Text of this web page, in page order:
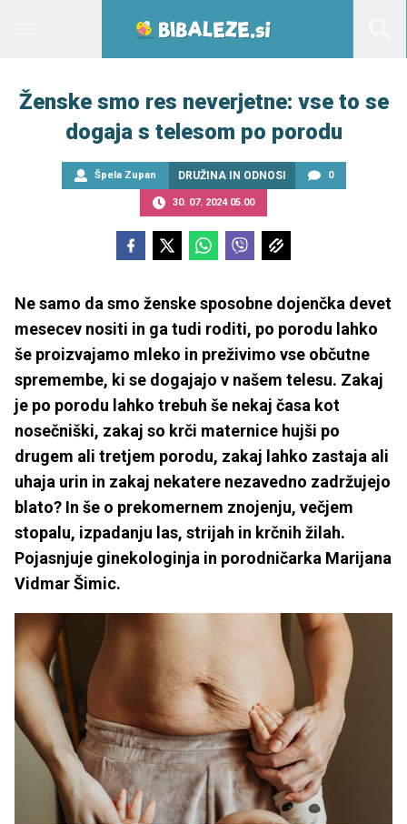
Ženske smo res neverjetne: vse to se
dogaja s telesom po porodu
Špela Zupan DRUŽINA IN ODNOSI 0
30. 07. 2024 05.00
Ne samo da smo ženske sposobne dojenčka devet
mesecev nositi in ga tudi roditi, po porodu lahko
še proizvajamo mleko in preživimo vse občutne
spremembe, ki se dogajajo v našem telesu. Zakaj
je po porodu lahko trebuh še nekaj časa kot
nosečniški, zakaj so krči maternice hujši po
drugem ali tretjem porodu, zakaj lahko zastaja ali
uhaja urin in zakaj nekatere nezavedno zadržujejo
blato? In še o prekomernem znojenju, večjem
stopalu, izpadanju las, strijah in krčnih žilah.
Pojasnjuje ginekologinja in porodničarka Marijana
Vidmar Šimic.